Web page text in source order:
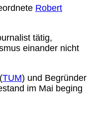
Robert
tätig,
einander nicht
TUM) und Begründer
im Mai beging